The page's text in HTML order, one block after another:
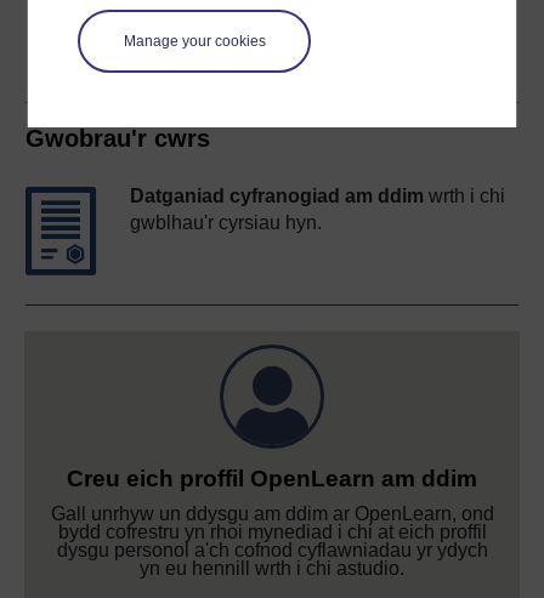
Manage your cookies
Gwobrau'r cwrs
Datganiad cyfranogiad am ddim wrth i chi
gwblhau'r cyrsiau hyn.
Creu eich proffil OpenLearn am ddim
Gall unrhyw un ddysgu am ddim ar OpenLearn, ond
bydd cofrestru yn rhoi mynediad i chi at eich proffil
dysgu personol a'ch cofnod cyflawniadau yr ydych
yn eu hennill wrth i chi astudio.